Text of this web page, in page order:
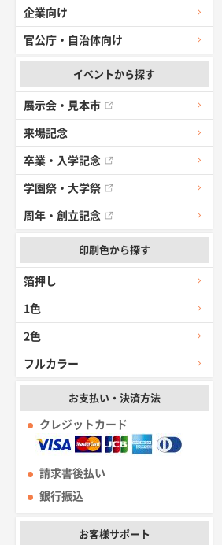
企業向け
官公庁・自治体向け
イベントから探す
展示会・見本市
来場記念
卒業・入学記念
学園祭・大学祭
周年・創立記念
印刷色から探す
箔押し
1色
2色
フルカラー
お支払い・決済方法
クレジットカード
請求書後払い
銀行振込
お客様サポート